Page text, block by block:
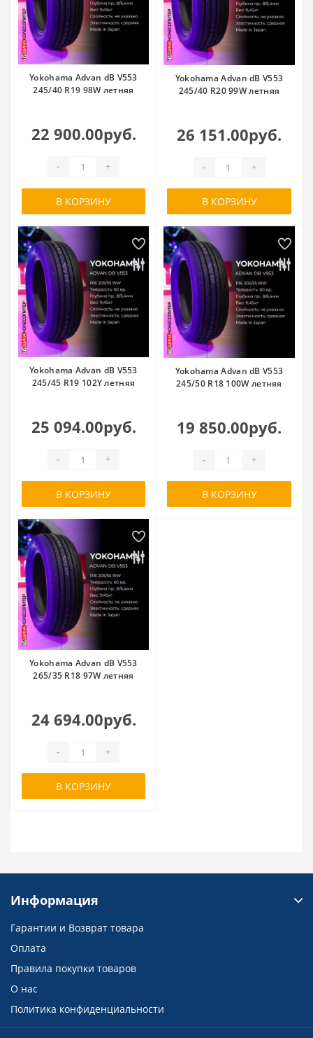
Yokohama Advan dB V553
245/40 R19 98W летняя
22 900.00руб.
- +
В КОРЗИНУ
Yokohama Advan dB V553
245/40 R20 99W летняя
26 151.00руб.
- +
В КОРЗИНУ
Yokohama Advan dB V553
245/45 R19 102Y летняя
25 094.00руб.
- +
В КОРЗИНУ
Yokohama Advan dB V553
245/50 R18 100W летняя
19 850.00руб.
- +
В КОРЗИНУ
Yokohama Advan dB V553
265/35 R18 97W летняя
24 694.00руб.
- +
В КОРЗИНУ
Информация
Гарантии и Возврат товара
Оплата
Правила покупки товаров
О нас
Политика конфиденциальности